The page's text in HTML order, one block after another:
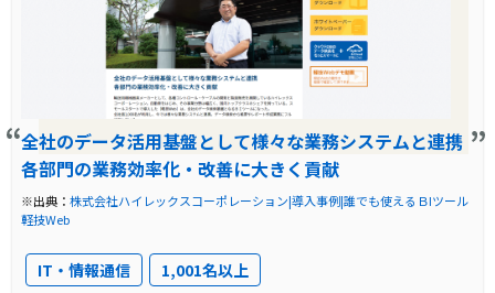
導入前に企業が抱えていた課題
既存のBIツールは、データ抽出に多大な時間が
かかり、これが営業の売上集計や官公庁への報
告など、重要な業務の遅延を引き起こしていま
した。また、新しい要件に対応するためには、
情報システム部への依存が避けられず、業務の
効率化が求められていました。
全社のデータ活用基盤として様々な業務システムと連携
各部門の業務効率化・改善に大きく貢献
※出典：株式会社ハイレックスコーポレーション|導入事例|誰でも使えるＢIツール
軽技Web
IT・情報通信 1,001名以上